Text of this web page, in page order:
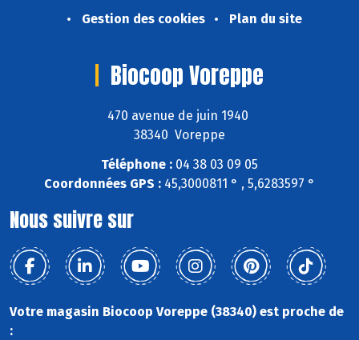
Gestion des cookies
Plan du site
Biocoop Voreppe
470 avenue de juin 1940
38340 Voreppe
Téléphone : 04 38 03 09 05
Coordonnées GPS : 45,3000811 ° , 5,6283597 °
Nous suivre sur
Votre magasin Biocoop Voreppe (38340) est proche de
: